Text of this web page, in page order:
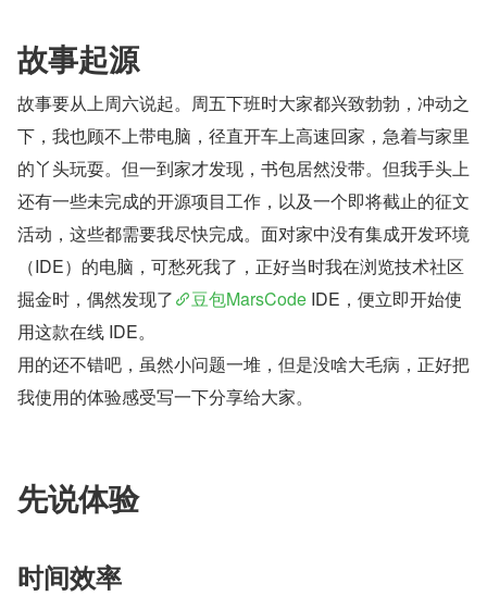
故事起源
故事要从上周六说起。周五下班时大家都兴致勃勃，冲动之
下，我也顾不上带电脑，径直开车上高速回家，急着与家里
的丫头玩耍。但一到家才发现，书包居然没带。但我手头上
还有一些未完成的开源项目工作，以及一个即将截止的征文
活动，这些都需要我尽快完成。面对家中没有集成开发环境
（IDE）的电脑，可愁死我了，正好当时我在浏览技术社区
掘金时，偶然发现了
豆包MarsCode IDE，便立即开始使
用这款在线 IDE。
用的还不错吧，虽然小问题一堆，但是没啥大毛病，正好把
我使用的体验感受写一下分享给大家。
先说体验
时间效率